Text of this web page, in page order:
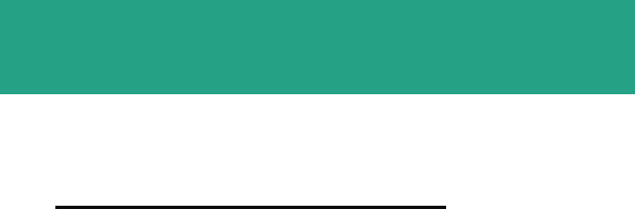
我之前已经提交过一次。 因此，我